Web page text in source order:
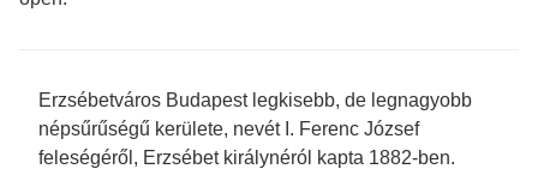
e
w
w
i
n
d
w
w
i
n
d
o
i
n
d
o
w
w
i
d
w
Erzsébetváros Budapest legkisebb, de legnagyobb
népsűrűségű kerülete, nevét I. Ferenc József
feleségéről, Erzsébet királynéról kapta 1882-ben.